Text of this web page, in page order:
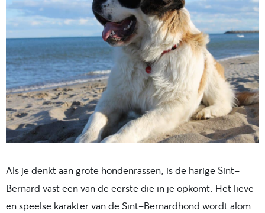
Als je denkt aan grote hondenrassen, is de harige Sint-
Bernard vast een van de eerste die in je opkomt. Het lieve
en speelse karakter van de Sint-Bernardhond wordt alom